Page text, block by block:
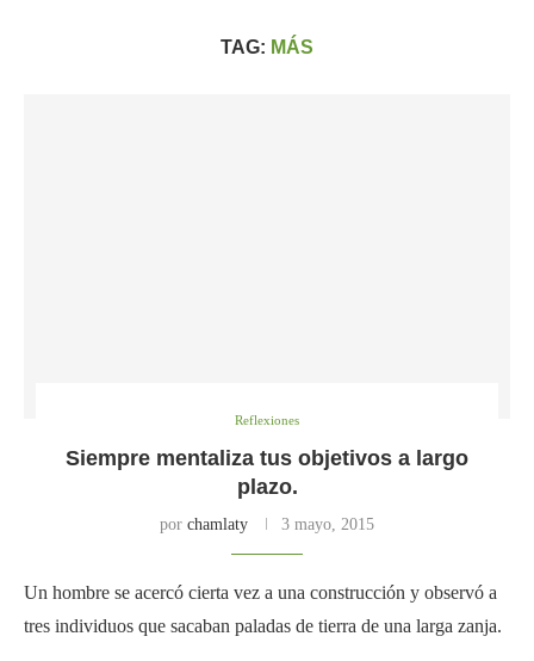
TAG: MÁS
Reflexiones
Siempre mentaliza tus objetivos a largo
plazo.
por chamlaty 3 mayo, 2015
Un hombre se acercó cierta vez a una construcción y observó a
tres individuos que sacaban paladas de tierra de una larga zanja.